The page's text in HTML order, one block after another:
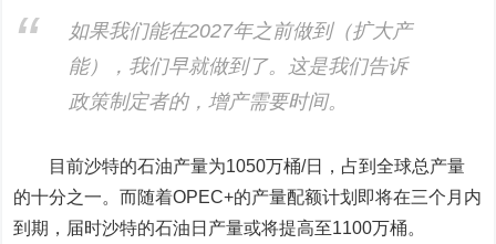
如果我们能在2027年之前做到（扩大产
能），我们早就做到了。这是我们告诉
政策制定者的，增产需要时间。
目前沙特的石油产量为1050万桶/日，占到全球总产量
的十分之一。而随着OPEC+的产量配额计划即将在三个月内
到期，届时沙特的石油 日产量或将提高至1100万桶。